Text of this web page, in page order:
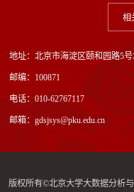
相
地址：北京市海淀区颐和园路5
邮编：100871
电话：010-62767117
邮箱：gdsjsys@pku.edu.cn
版权所有©北京大学大数据分析